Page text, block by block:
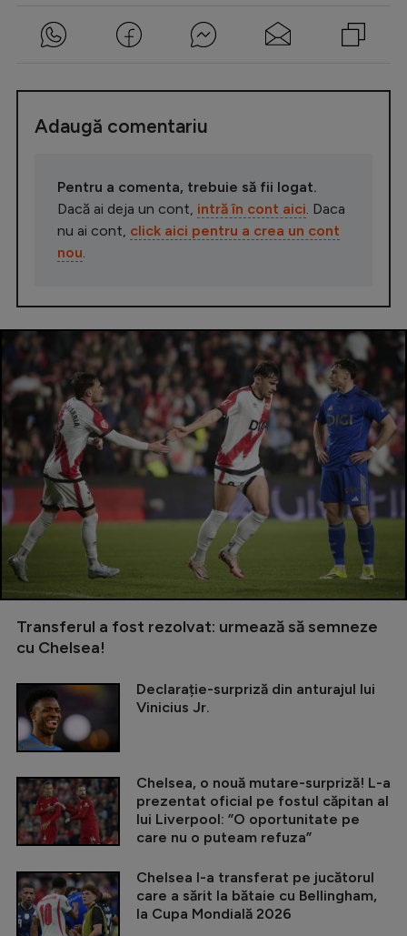
Adaugă comentariu
Pentru a comenta, trebuie să fii logat.
Dacă ai deja un cont, intră în cont aici . Daca
nu ai cont, click aici pentru a crea un cont
nou
Transferul a fost rezolvat: urmează să semneze
cu Chelsea!
Declarație-surpriză din anturajul lui
Vinicius Jr.
Chelsea, o nouă mutare-surpriză! L-a
prezentat oficial pe fostul căpitan al
lui Liverpool: ”O oportunitate pe
care nu o puteam refuza”
Chelsea l-a transferat pe jucătorul
care a sărit la bătaie cu Bellingham,
la Cupa Mondială 2026